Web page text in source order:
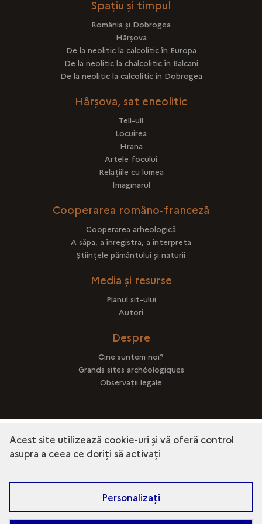
Spațiu și timpul
România şi Dobrogea
Hârşova
De la neolitic la calcolitic în Europa
De la neolitic la chalcolitic în Balcani
De la neolitic la calcolitic în Dobrogea
Hârşova, sat eneolitic
Tell-ull
Locuirea
Hrana
Artele focului
Relaţiile cu lumea
Imaginarul
Cooperarea româno-franceză
Cooperarea arheologică
A săpa, a înregistra, a interpreta
Ştiinţele pământului şi naturii
Media și resurse
Planul sit-ului
Autori
Despre
Cine suntem noi?
Grands sites archéologiques
Observații legale
terms_trans.bandeau_cutlure.decouvrir
Acest site utilizează cookie-uri și vă oferă control
asupra a ceea ce doriți să activați
Personalizați